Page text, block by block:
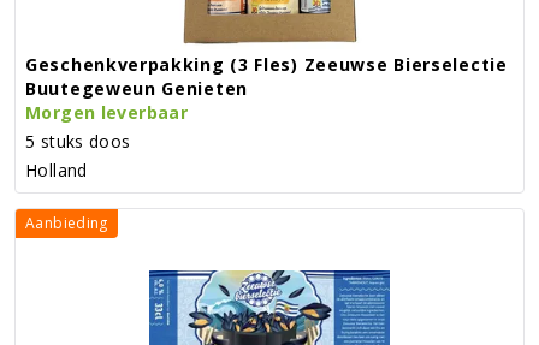
Geschenkverpakking (3 Fles) Zeeuwse Bierselectie
Buutegeweun Genieten
Morgen leverbaar
5 stuks doos
Holland
Aanbieding